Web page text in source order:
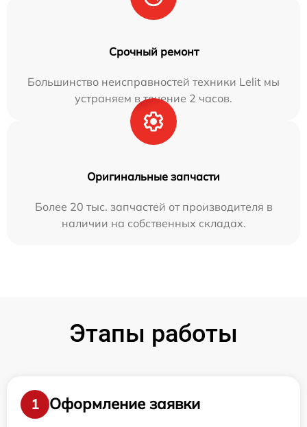
Срочный ремонт
Большинство неисправностей техники Lelit мы
устраняем в течение 2 часов.
Оригинальные запчасти
Более 20 тыс. запчастей от производителя в
наличии на собственных складах.
Этапы работы
1
Оформление заявки